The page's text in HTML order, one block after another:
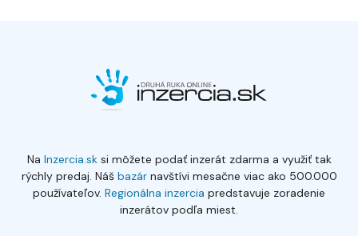
Na Inzercia.sksi môžete podať inzerát zdarma a využiť tak
rýchly predaj. Náš bazárnavštívi mesačne viac ako 500.000
používateľov. Regionálna inzercia predstavuje zoradenie
inzerátov podľa miest.